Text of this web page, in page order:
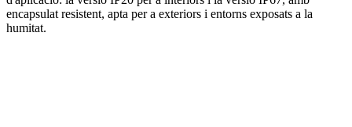
encapsulat resistent, apta per a exteriors i entorns exposats a la
humitat.